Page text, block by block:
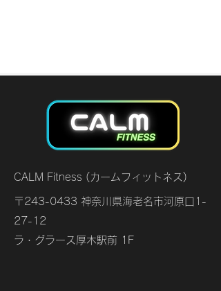
CALM Fitness (カームフィットネス)
〒243-0433 神奈川県海老名市河原口1-
27-12
​ラ・グラース厚木駅前 1F